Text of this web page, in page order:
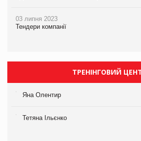
03 липня 2023
Тендери компанії
ТРЕНІНГОВИЙ
Яна Олентир
Тетяна Ільєнко